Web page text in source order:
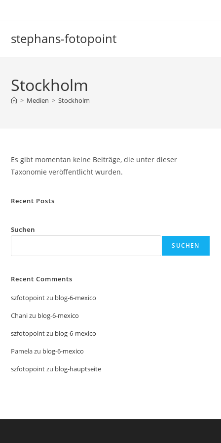
stephans-fotopoint
Stockholm
> Medien > Stockholm
Es gibt momentan keine Beiträge, die unter dieser
Taxonomie veröffentlicht wurden.
Recent Posts
Suchen
SUCHEN
Recent Comments
szfotopointzu blog-6-mexico
Chanizu blog-6-mexico
szfotopointzu blog-6-mexico
Pamelazu blog-6-mexico
szfotopointzu blog-hauptseite